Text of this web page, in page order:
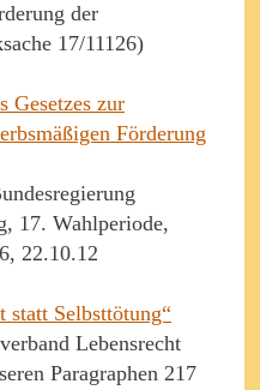
der
17/11126)
Gesetzes zur
Förderung
17. Wahlperiode,
22.10.12
Selbsttötung“
Lebensrecht
Paragraphen 217